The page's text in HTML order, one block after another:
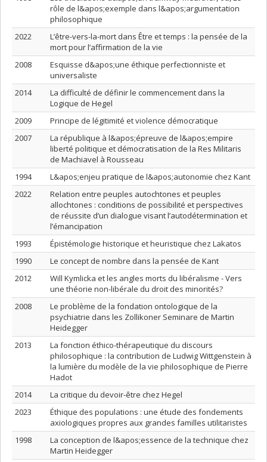
rôle de l&apos;exemple dans l&apos;argumentation
philosophique
2022
L’être-vers-la-mort dans Être et temps : la pensée de la
mort pour l’affirmation de la vie
2008
Esquisse d&apos;une éthique perfectionniste et
universaliste
2014
La difficulté de définir le commencement dans la
Logique de Hegel
2009
Principe de légitimité et violence démocratique
2007
La république à l&apos;épreuve de l&apos;empire
liberté politique et démocratisation de la Res Militaris
de Machiavel à Rousseau
1994
L&apos;enjeu pratique de l&apos;autonomie chez Kant
2022
Relation entre peuples autochtones et peuples
allochtones : conditions de possibilité et perspectives
de réussite d’un dialogue visant l’autodétermination et
l’émancipation
1993
Épistémologie historique et heuristique chez Lakatos
1990
Le concept de nombre dans la pensée de Kant
2012
Will Kymlicka et les angles morts du libéralisme - Vers
une théorie non-libérale du droit des minorités?
2008
Le problème de la fondation ontologique de la
psychiatrie dans les Zollikoner Seminare de Martin
Heidegger
2013
La fonction éthico-thérapeutique du discours
philosophique : la contribution de Ludwig Wittgenstein à
la lumière du modèle de la vie philosophique de Pierre
Hadot
2014
La critique du devoir-être chez Hegel
2023
Éthique des populations : une étude des fondements
axiologiques propres aux grandes familles utilitaristes
1998
La conception de l&apos;essence de la technique chez
Martin Heidegger